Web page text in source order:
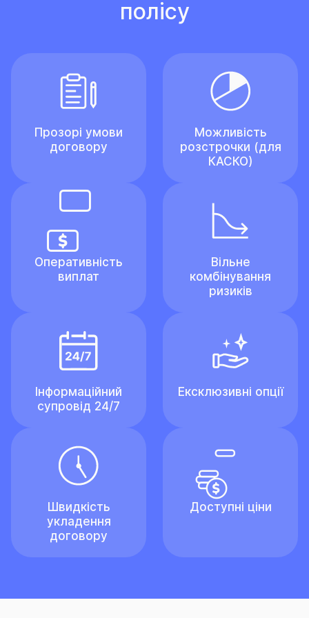
полісу
Прозорі умови
договору
Можливість
розстрочки (для
КАСКО)
Оперативність
виплат
Вільне
комбінування
ризиків
Інформаційний
супровід 24/7
Ексклюзивні опції
Швидкість
укладення
договору
Доступні ціни